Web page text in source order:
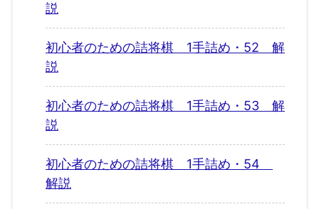
説
初心者のための詰将棋 1手詰め・52 解
説
初心者のための詰将棋 1手詰め・53 解
説
初心者のための詰将棋 1手詰め・54
解説